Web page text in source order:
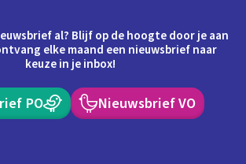
al? Blijf op de hoogte door je aan
elke maand een nieuwsbrief naar
keuze in je inbox!
PO Nieuwsbrief VO